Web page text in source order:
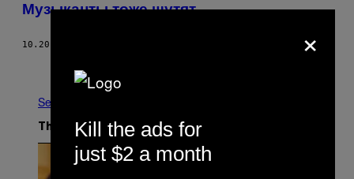
Музыканты тоже шутят
10.20.17
See All
The Latest
×
Kill the ads for
just $2 a month